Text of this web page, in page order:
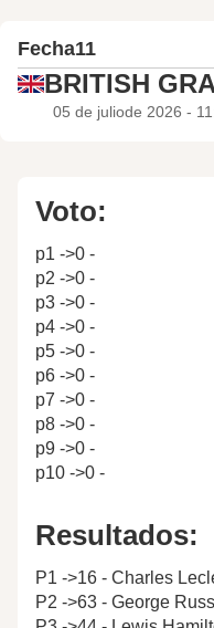
Fecha11
BRITISH
05 de juliode 2026 -
Voto:
p1 ->0 -
p2 ->0 -
p3 ->0 -
p4 ->0 -
p5 ->0 -
p6 ->0 -
p7 ->0 -
p8 ->0 -
p9 ->0 -
p10 ->0 -
Resultados:
P1 ->16 - Charles
P2 ->63 - George